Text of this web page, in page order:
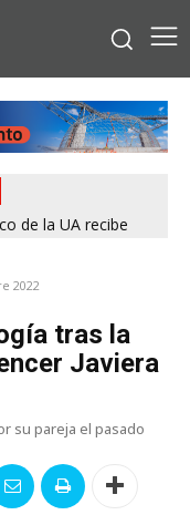
de la UA recibe
2022
tras la
Javiera
su pareja el pasado